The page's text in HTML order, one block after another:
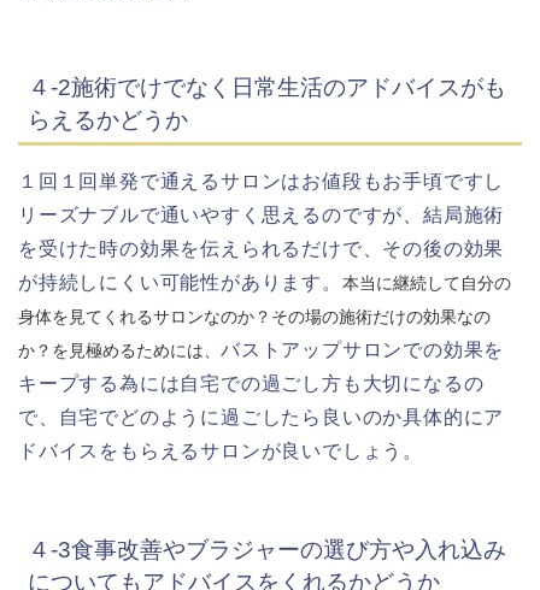
４-2施術でけでなく日常生活のアドバイスがも
らえるかどうか
１回１回単発で通えるサロンはお値段もお手頃ですし
リーズナブルで通いやすく思えるのですが、結局施術
を受けた時の効果を伝えられるだけで、その後の効果
が持続しにくい可能性があります。 本当に継続して自分の
身体を見てくれるサロンなのか？その場の施術だけの効果なの
か？を見極めるためには、 バストアップサロンでの効果を
キープする為には自宅での過ごし方も大切になるの
で、自宅でどのように過ごしたら良いのか具体的にア
ドバイスをもらえるサロンが良いでしょう。
４-3食事改善やブラジャーの選び方や入れ込み
についてもアドバイスをくれるかどうか